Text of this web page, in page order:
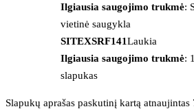
Ilgiausia saugojimo trukmė:
vietinė saugykla
SITEXSRF141Laukia
Ilgiausia saugojimo trukmė:
slapukas
Slapukų aprašas paskutinį kartą